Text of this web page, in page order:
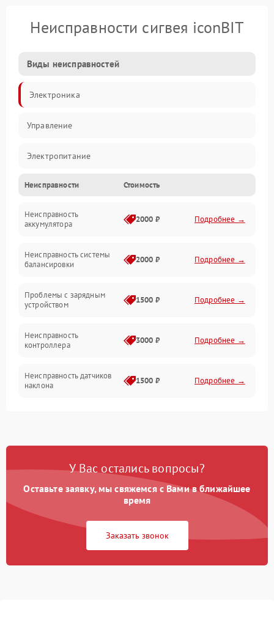
Неисправности сигвея iconBIT
Виды неисправностей
Электроника
Управление
Электропитание
Балансировка
Механические повреждения
Неисправности Стоимость
Неисправность
аккумулятора
2000 ₽ Подробнее →
Неисправность системы
балансировки
2000 ₽ Подробнее →
Проблемы с зарядным
устройством
1500 ₽ Подробнее →
Неисправность
контроллера
3000 ₽ Подробнее →
Неисправность датчиков
наклона
1500 ₽ Подробнее →
Неисправность разъемов
500 ₽ Подробнее →
У Вас остались вопросы?
Оставьте заявку, мы свяжемся с Вами в ближайшее
время
Заказать звонок